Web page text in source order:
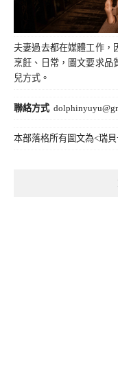
夫妻過去都在媒體工作，
烹飪、日常，圖文要求品
兒方式。
聯絡方式
本部落格所有圖文為<瑞